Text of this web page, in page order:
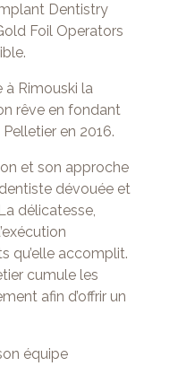
Dentistry
Foil Operators
à Rimouski la
rêve en fondant
en 2016.
et son approche
dévouée et
délicatesse,
qu’elle accomplit.
cumule les
afin d’offrir un
équipe